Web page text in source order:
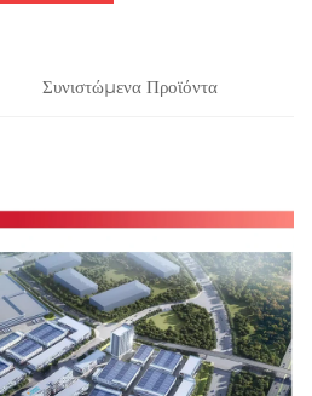
Συνιστώμενα Προϊόντα